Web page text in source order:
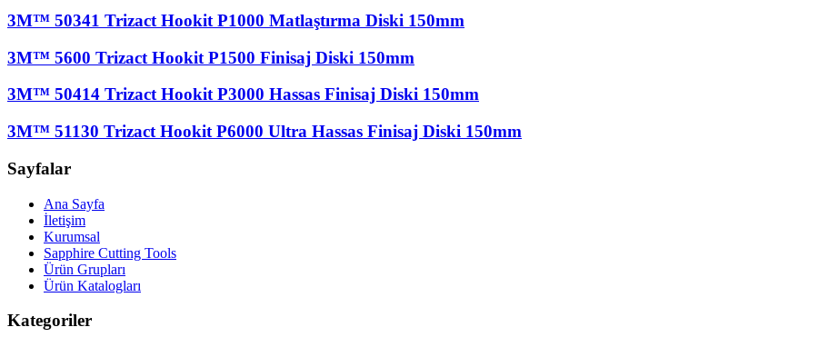
3M™ 50341 Trizact Hookit P1000 Matlaştırma Diski 150mm
3M™ 5600 Trizact Hookit P1500 Finisaj Diski 150mm
3M™ 50414 Trizact Hookit P3000 Hassas Finisaj Diski 150mm
3M™ 51130 Trizact Hookit P6000 Ultra Hassas Finisaj Diski 150mm
Sayfalar
Ana Sayfa
İletişim
Kurumsal
Sapphire Cutting Tools
Ürün Grupları
Ürün Katalogları
Kategoriler